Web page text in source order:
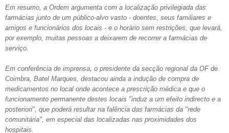
Em resumo, a Ordem argumenta com a localização privilegiada das
farmácias junto de um público-alvo vasto - doentes, seus familiares e
amigos e funcionários dos locais - e o horário sem restrições, que levará,
por exemplo, muitas pessoas a deixarem de recorrer a farmácias de
serviço.
Em conferência de imprensa, o presidente da secção regional da OF de
Coimbra, Batel Marques, destacou ainda a indução de compra de
medicamentos no local onde acontece a prescrição médica e que o
funcionamento permanente destes locais "induz a um efeito indirecto e a
posteriori", que poderá resultar na falência das farmácias da "rede
comunitária", em especial das localizadas nas proximidades dos
hospitais.